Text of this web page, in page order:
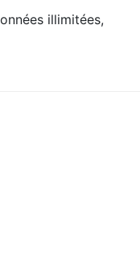
illimitées,